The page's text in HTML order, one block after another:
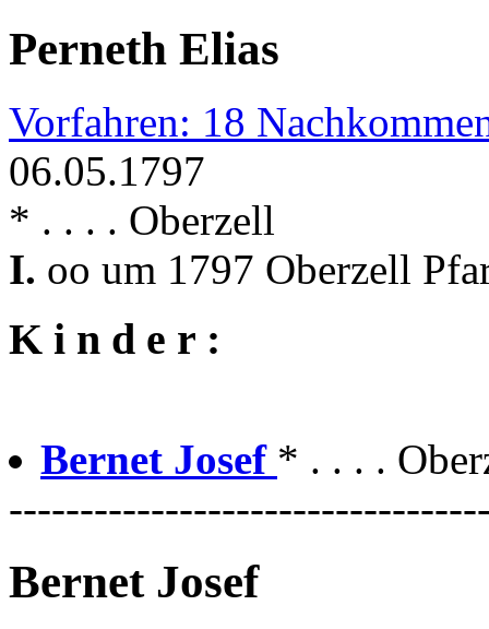
Perneth Elias
Vorfahren: 18
06.05.1797
* . . . . Oberzell
I. oo um 1797 Oberzell
K i n d e r :
Bernet Josef * . . . .
Bernet Josef